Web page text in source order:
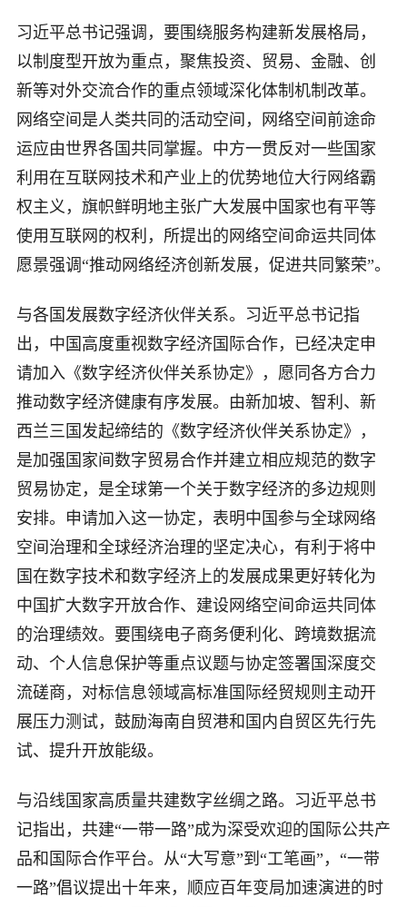
习近平总书记强调，要围绕服务构建新发展格局，
以制度型开放为重点，聚焦投资、贸易、金融、创
新等对外交流合作的重点领域深化体制机制改革。
网络空间是人类共同的活动空间，网络空间前途命
运应由世界各国共同掌握。中方一贯反对一些国家
利用在互联网技术和产业上的优势地位大行网络霸
权主义，旗帜鲜明地主张广大发展中国家也有平等
使用互联网的权利，所提出的网络空间命运共同体
愿景强调“推动网络经济创新发展，促进共同繁荣”。
与各国发展数字经济伙伴关系。习近平总书记指
出，中国高度重视数字经济国际合作，已经决定申
请加入《数字经济伙伴关系协定》，愿同各方合力
推动数字经济健康有序发展。由新加坡、智利、新
西兰三国发起缔结的《数字经济伙伴关系协定》，
是加强国家间数字贸易合作并建立相应规范的数字
贸易协定，是全球第一个关于数字经济的多边规则
安排。申请加入这一协定，表明中国参与全球网络
空间治理和全球经济治理的坚定决心，有利于将中
国在数字技术和数字经济上的发展成果更好转化为
中国扩大数字开放合作、建设网络空间命运共同体
的治理绩效。要围绕电子商务便利化、跨境数据流
动、个人信息保护等重点议题与协定签署国深度交
流磋商，对标信息领域高标准国际经贸规则主动开
展压力测试，鼓励海南自贸港和国内自贸区先行先
试、提升开放能级。
与沿线国家高质量共建数字丝绸之路。习近平总书
记指出，共建“一带一路”成为深受欢迎的国际公共产
品和国际合作平台。从“大写意”到“工笔画”，“一带
一路”倡议提出十年来，顺应百年变局加速演进的时